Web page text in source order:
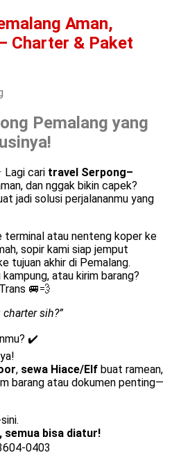
Aman,
Charter & Paket
Pemalang yang
Lagi cari travel Serpong–
dan nggak bikin capek?
jadi solusi perjalananmu yang
terminal atau nenteng koper ke
sopir kami siap jemput
tujuan akhir di Pemalang.
atau kirim barang?
🚐💨
sih?”
✔️
, sewa Hiace/Elf buat ramean,
barang atau dokumen penting—
semua bisa diatur!
0403